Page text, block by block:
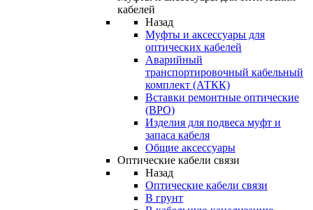
кабелей
Назад
Муфты и аксессуары для
оптических кабелей
Аварийный
транспортировочный кабельный
комплект (АТКК)
Вставки ремонтные оптические
(ВРО)
Изделия для подвеса муфт и
запаса кабеля
Общие аксессуары
Оптические кабели связи
Назад
Оптические кабели связи
В грунт